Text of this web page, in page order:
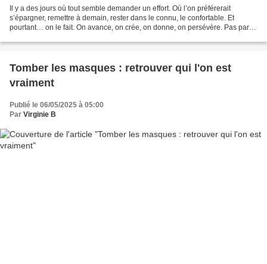
Il y a des jours où tout semble demander un effort. Où l’on préférerait
s’épargner, remettre à demain, rester dans le connu, le confortable. Et
pourtant… on le fait. On avance, on crée, on donne, on persévère. Pas parce
Tomber les masques : retrouver qui l'on est
vraiment
Publié le 06/05/2025 à 05:00
Par Virginie B